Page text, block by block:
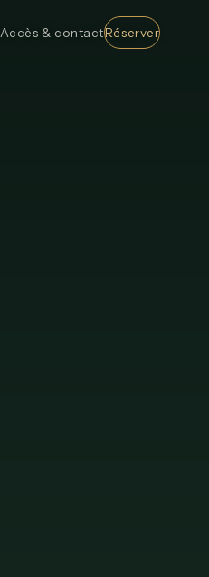
Accès & contactRéserver